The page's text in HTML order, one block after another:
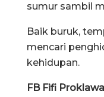
sumur sambil
Baik buruk,
mencari
kehidupan.
FB Fifi